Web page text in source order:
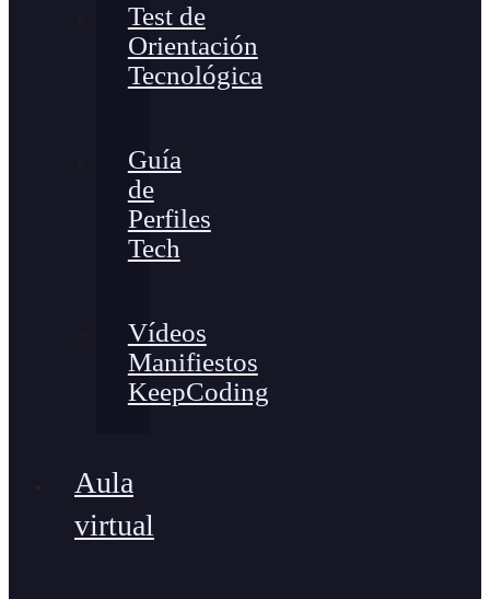
Test de
Orientación
Tecnológica
Guía
de
Perfiles
Tech
Vídeos
Manifiestos
KeepCoding
Aula
virtual